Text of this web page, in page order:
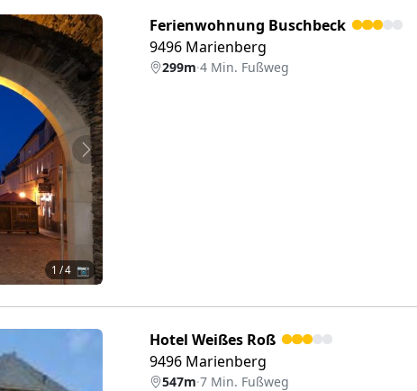
Weiter
1 / 4 📷
Ferienwohnung Buschbeck
9496 Marienberg
299m·4 Min. Fußweg
Hotel Weißes Roß
9496 Marienberg
547m·7 Min. Fußweg